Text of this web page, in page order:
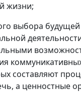
жизни;
выбора будущей
составляют
а ценностные